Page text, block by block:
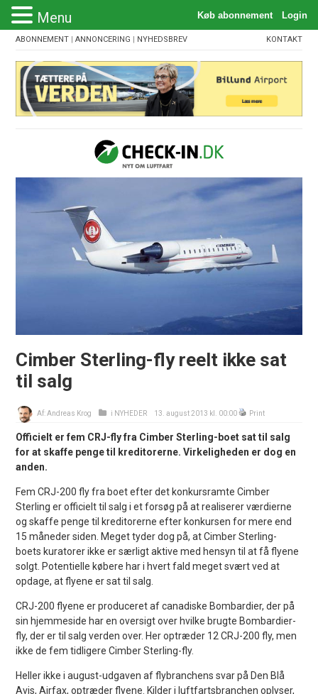
ABONNEMENT |ANNONCERING | NYHEDSBREV KONTAKT
Cimber Sterling-fly reelt ikke sat
til salg
Af:Andreas Krog i NYHEDER 13. august 2013 kl. 00:00 Print
Officielt er fem CRJ-fly fra Cimber Sterling-boet sat til salg
for at skaffe penge til kreditorerne. Virkeligheden er dog en
anden.
Fem CRJ-200 fly fra boet efter det konkursramte Cimber
Sterling er officielt til salg i et forsøg på at realiserer værdierne
og skaffe penge til kreditorerne efter konkursen for mere end
15 måneder siden. Meget tyder dog på, at Cimber Sterling-
boets kuratorer ikke er særligt aktive med hensyn til at få flyene
solgt. Potentielle købere har i hvert fald meget svært ved at
opdage, at flyene er sat til salg.
CRJ-200 flyene er produceret af canadiske Bombardier, der på
sin hjemmeside har en oversigt over hvilke brugte Bombardier-
fly, der er til salg verden over. Her optræder 12 CRJ-200 fly, men
ikke de fem tidligere Cimber Sterling-fly.
Heller ikke i august-udgaven af flybranchens svar på Den Blå
Avis, Airfax, optræder flyene. Kilder i luftfartsbranchen oplyser,
Menu